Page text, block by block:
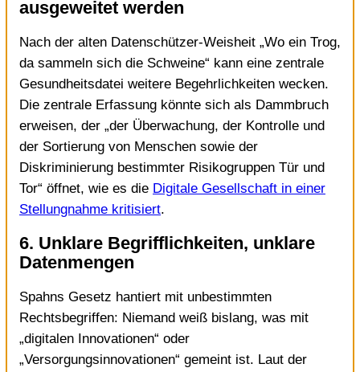
ausgeweitet werden
Nach der alten Datenschützer-Weisheit „Wo ein Trog,
da sammeln sich die Schweine“ kann eine zentrale
Gesundheitsdatei weitere Begehrlichkeiten wecken.
Die zentrale Erfassung könnte sich als Dammbruch
erweisen, der „der Überwachung, der Kontrolle und
der Sortierung von Menschen sowie der
Diskriminierung bestimmter Risikogruppen Tür und
Tor“ öffnet, wie es die Digitale Gesellschaft in einer
Stellungnahme kritisiert.
6. Unklare Begrifflichkeiten, unklare
Datenmengen
Spahns Gesetz hantiert mit unbestimmten
Rechtsbegriffen: Niemand weiß bislang, was mit
„digitalen Innovationen“ oder
„Versorgungsinnovationen“ gemeint ist. Laut der